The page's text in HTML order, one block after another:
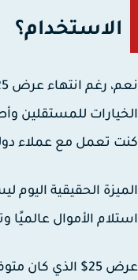
الاستخدام؟
للمستقلين
تعمل مع عملاء
الحقيقية اليوم
الأموال عالميًا
عرض 25$ الذي كان